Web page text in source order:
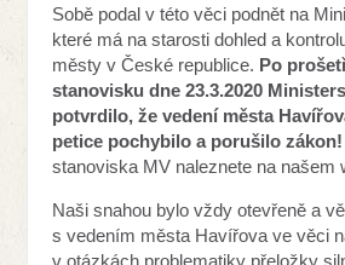
Sobě podal v této věci podnět na
které má na starosti dohled a
městy v České republice. Po
stanovisku dne 23.3.2020
potvrdilo, že vedení města
petice pochybilo a porušilo zákon!
stanoviska MV naleznete na našem
Naši snahou bylo vždy otevřeně a
s vedením města Havířova ve věci
v otázkách problematiky přeložky